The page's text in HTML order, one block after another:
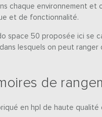
chaque environnement et
et de fonctionnalité.
space 50 proposée ici se
lesquels on peut ranger
de
en hpl de haute qualité